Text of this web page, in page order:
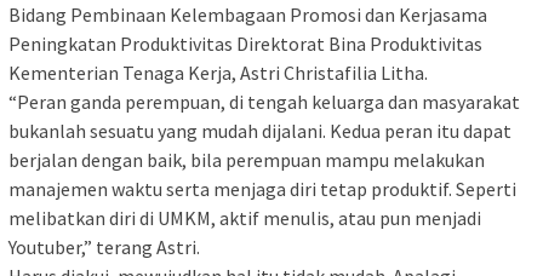
Bidang Pembinaan Kelembagaan Promosi dan Kerjasama
Peningkatan Produktivitas Direktorat Bina Produktivitas
Kementerian Tenaga Kerja, Astri Christafilia Litha.
“Peran ganda perempuan, di tengah keluarga dan masyarakat
bukanlah sesuatu yang mudah dijalani. Kedua peran itu dapat
berjalan dengan baik, bila perempuan mampu melakukan
manajemen waktu serta menjaga diri tetap produktif. Seperti
melibatkan diri di UMKM, aktif menulis, atau pun menjadi
Youtuber,” terang Astri.